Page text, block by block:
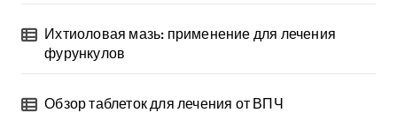
Ихтиоловая мазь: применение для лечения
фурункулов
Обзор таблеток для лечения от ВПЧ